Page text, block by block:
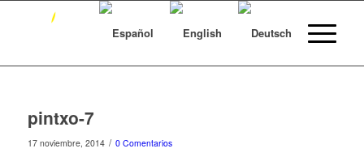
pintxo-7
17 noviembre, 2014 / 0 Comentarios